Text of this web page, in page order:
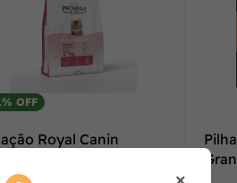
OFF
Royal Canin
Castrados 1,0 kg